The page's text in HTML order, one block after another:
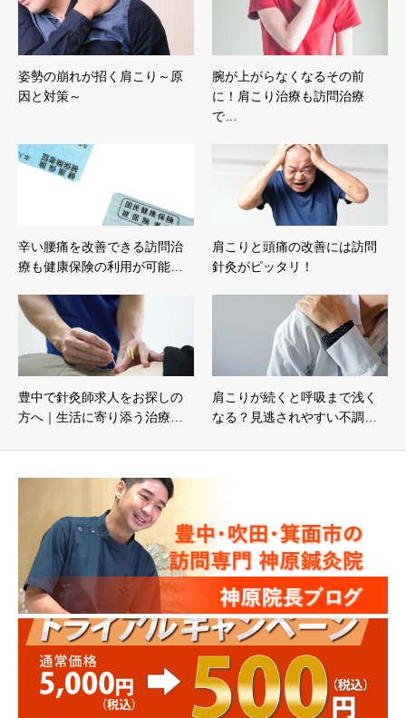
姿勢の崩れが招く肩こり～原
因と対策～
腕が上がらなくなるその前
に！肩こり治療も訪問治療
で…
辛い腰痛を改善できる訪問治
療も健康保険の利用が可能…
肩こりと頭痛の改善には訪問
針灸がピッタリ！
豊中で針灸師求人をお探しの
方へ｜生活に寄り添う治療…
肩こりが続くと呼吸まで浅く
なる？見逃されやすい不調…